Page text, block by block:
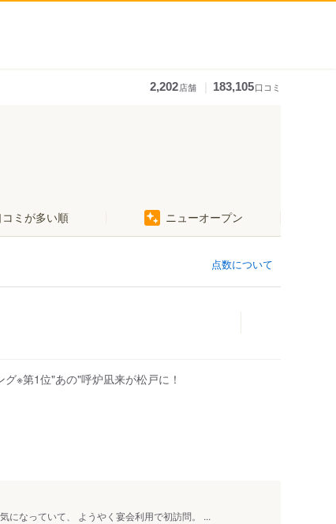
2,202店舗 183,105口コミ
コミが多い順 ニューオープン
点数について
※第1位"あの"呼炉凪来が松戸に！
になっていて、 ようやく宴会利用で初訪問。 ...